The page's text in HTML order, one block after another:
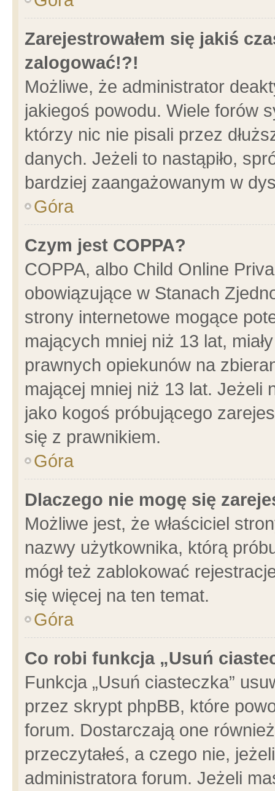
Zarejestrowałem się jakiś
zalogować!?!
Możliwe, że administrator
jakiegoś powodu. Wiele forów
którzy nic nie pisali przez
danych. Jeżeli to nastąpiło,
bardziej zaangażowanym w
Góra
Czym jest COPPA?
COPPA, albo Child Online
obowiązujące w Stanach
strony internetowe mogące
mających mniej niż 13 lat,
prawnych opiekunów na
mającej mniej niż 13 lat. Jeżeli
jako kogoś próbującego
się z prawnikiem.
Góra
Dlaczego nie mogę się
Możliwe jest, że właściciel
nazwy użytkownika, którą
mógł też zablokować
się więcej na ten temat.
Góra
Co robi funkcja „Usuń
Funkcja „Usuń ciasteczka”
przez skrypt phpBB, które
forum. Dostarczają one
przeczytałeś, a czego nie,
administratora forum. Jeżeli